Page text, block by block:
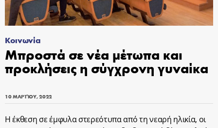
Κοινωνία
Μπροστά σε νέα μέτωπα και
προκλήσεις η σύγχρονη γυναίκα
10 ΜΑΡΤΊΟΥ, 2022
Η έκθεση σε έμφυλα στερεότυπα από τη νεαρή ηλικία, οι